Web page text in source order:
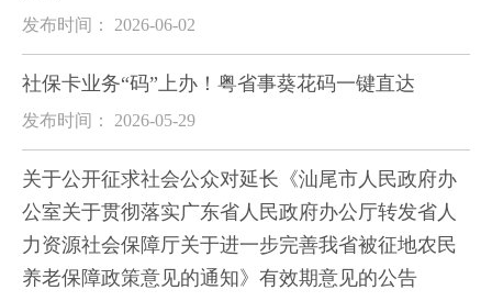
发布时间： 2026-06-02
社保卡业务“码”上办！粤省事葵花码一键直达
发布时间： 2026-05-29
关于公开征求社会公众对延长《汕尾市人民政府办
公室关于贯彻落实广东省人民政府办公厅转发省人
力资源社会保障厅关于进一步完善我省被征地农民
养老保障政策意见的通知》有效期意见的公告